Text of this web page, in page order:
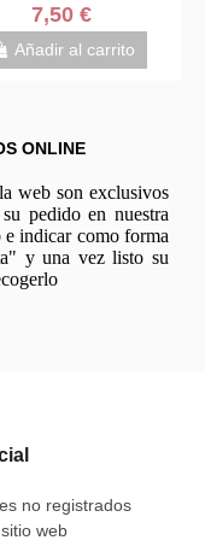
7,50 €
Añadir al carrito
ONLINE
web son exclusivos
pedido en nuestra
e indicar como forma
y una vez listo su
no registrados
web